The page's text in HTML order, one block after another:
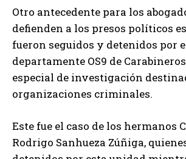
Otro antecedente para los
defienden a los presos políticos
fueron seguidos y detenidos por
departamente OS9 de
especial de investigación
organizaciones criminales.
Este fue el caso de los hermanos
Rodrigo Sanhueza Zúñiga,